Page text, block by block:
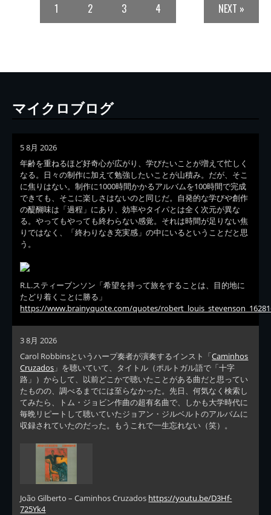
1 2 3 4 NEXT »
マイクロブログ
5 8月 2026
年齢を重ねるほど好奇心が広がり、学びたいことが増えて忙しく
なる。日々の制作に加えて勉強したいことが山積み。だが、そこ
に焦りはない。制作に1000時間かかるアルバムを100時間で完成
できても、そこに楽しさはないのと同じだ。自発的な学びや創作
の醍醐味は「過程」にあり、効率やタイパとは全く次元が異な
る。やってもやっても終わらない感覚。それは時間が足りない焦
りではなく、「終わりなき充実感」の中にいるということだと思
う。
R.L.スティーブンソン「希望を持って旅をすることは、目的地に
たどり着くことに勝る」
https://www.brainyquote.com/quotes/
3 8月 2026
Carol Robbinsというハープ奏者が演奏するインスト「Caminhos
Cruzados 」を聴いていて、タイトル（ポルトガル語で「十字
路」）からして、以前どこかで聴いたことがある曲だと思ってい
たものの、調べるまでには至らなかった。先日、何気なく検索し
てみたら、トム・ジョビン作曲の超有名曲で、しかも大学時代に
毎晩リピートして聴いていたジョアン・ジルベルトのアルバムに
収録されていたのだった。もうこれで一生忘れない（笑）。
João Gilberto – Caminhos Cruzados https://youtu.be/D3Hf-
725Yk4